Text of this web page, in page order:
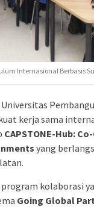
Internasional Berbasis
Universitas
kerja sama
CAPSTONE-Hub:
yang
kolaborasi
Going Global